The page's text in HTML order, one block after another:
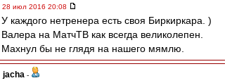
28 июл 2016 20:08
У каждого нетренера есть своя Биркиркара. )
Валера на МатчТВ как всегда великолепен.
Махнул бы не глядя на нашего мямлю.
jacha -